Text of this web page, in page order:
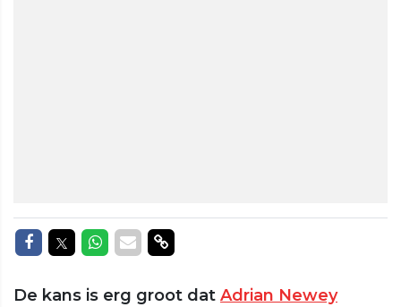
Delen op Facebook
Delen op Twitter
Delen op Whatsapp
Delen via Mail
Delen via link
De kans is erg groot dat Adrian Newey